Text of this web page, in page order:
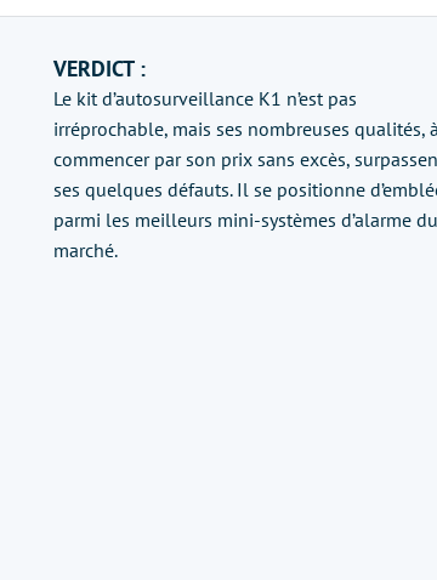
VERDICT :
Le kit d’autosurveillance K1 n’est pas
irréprochable, mais ses nombreuses qualités, à
commencer par son prix sans excès,
ses quelques défauts. Il se positionne
parmi les meilleurs mini-systèmes d’alarme du
marché.